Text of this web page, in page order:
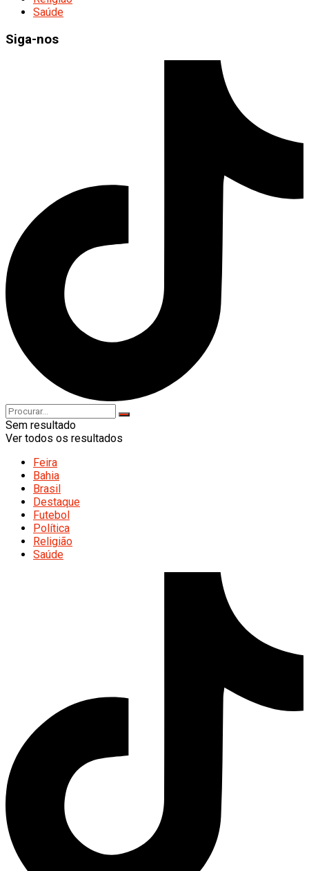
Saúde
Siga-nos
Sem resultado
Ver todos os resultados
Feira
Bahia
Brasil
Destaque
Futebol
Política
Religião
Saúde